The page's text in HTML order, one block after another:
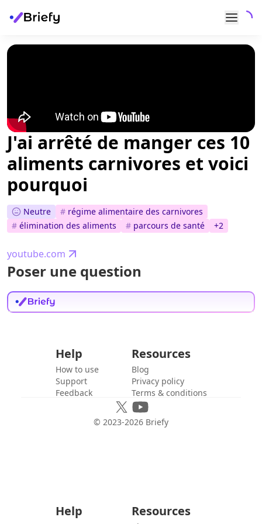
J'ai arrêté de manger ces 10
aliments carnivores et voici
pourquoi
Neutre # régime alimentaire des carnivores
# élimination des aliments # parcours de santé +2
youtube.com
Poser une question
Help
How to use
Support
Feedback
Resources
Blog
Privacy policy
Terms & conditions
© 2023-2026 Briefy
Help Resources